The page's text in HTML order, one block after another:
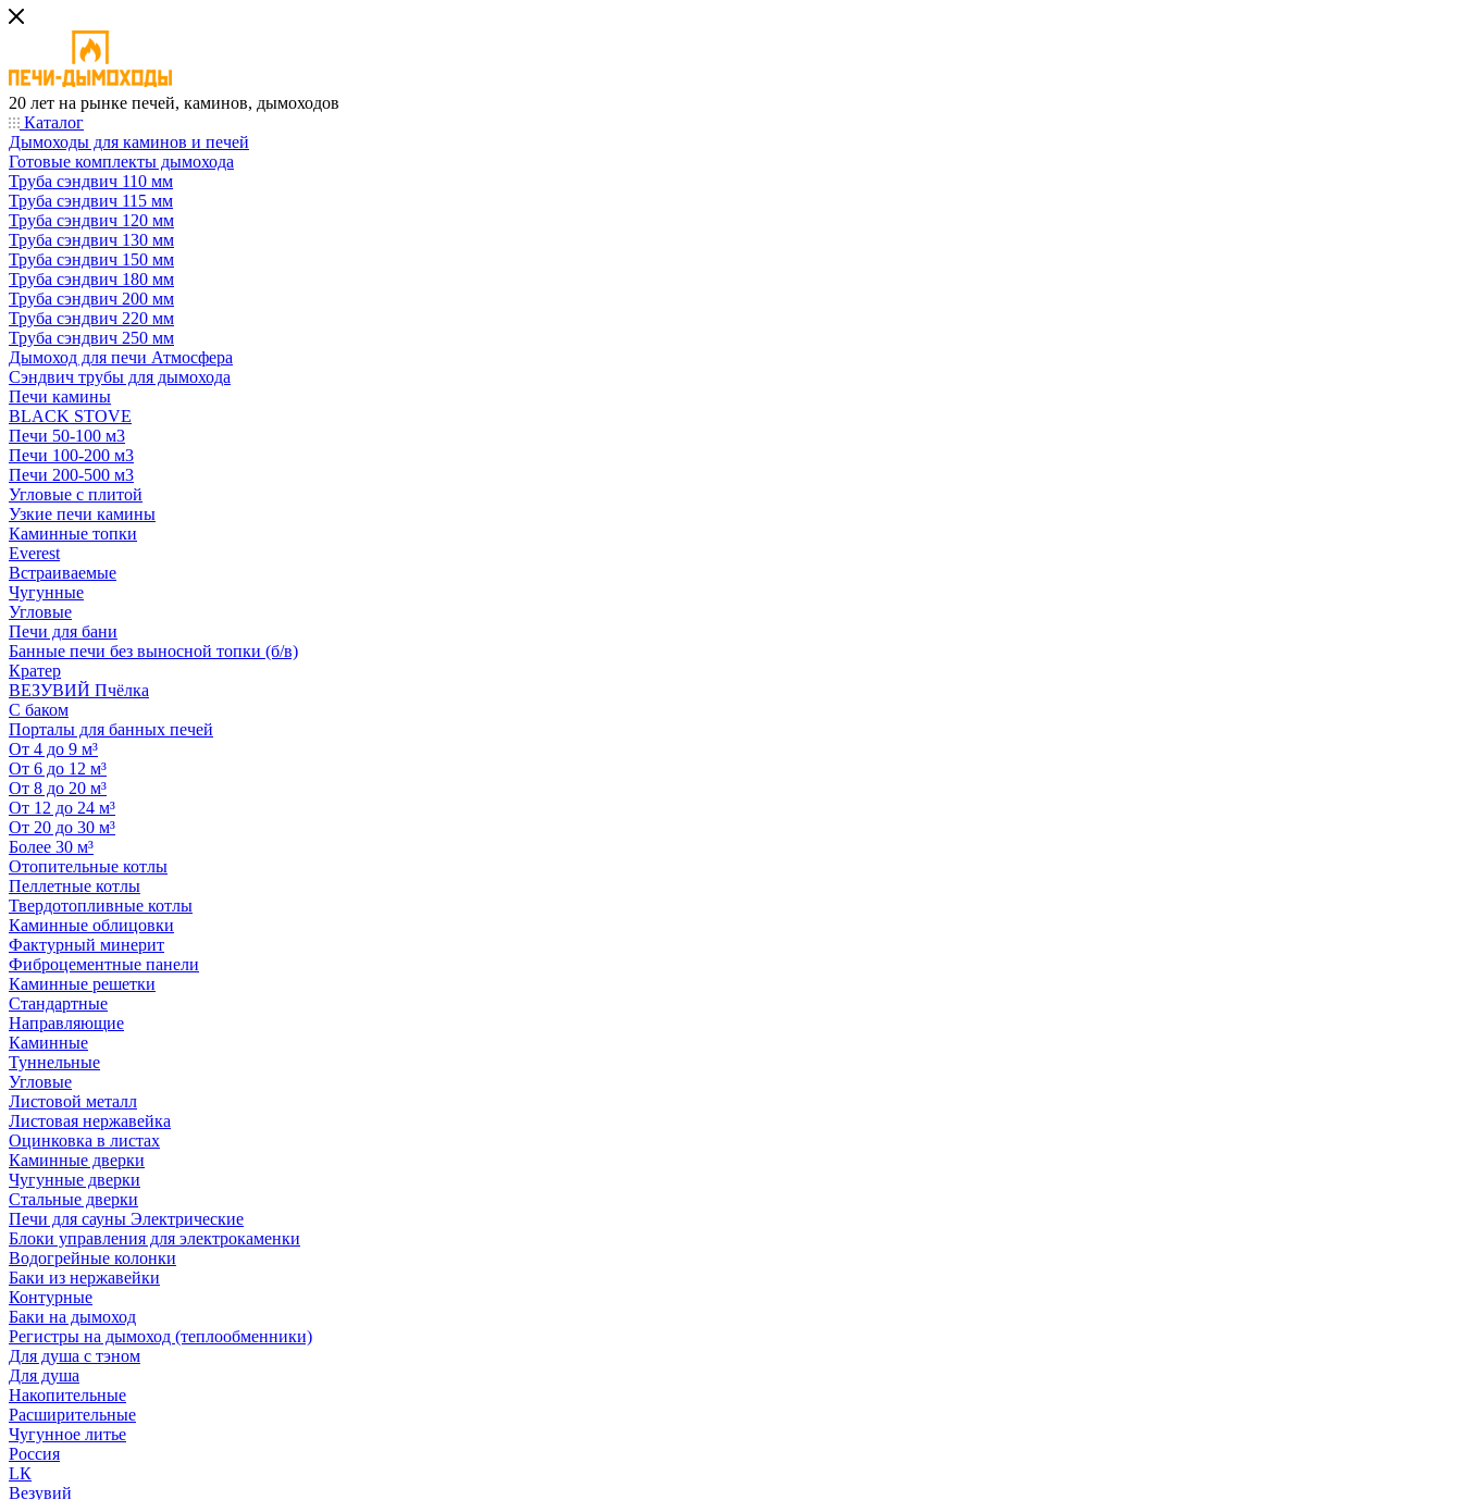
20 лет на рынке печей, каминов, дымоходов
Каталог
Дымоходы для каминов и печей
Готовые комплекты дымохода
Труба сэндвич 110 мм
Труба сэндвич 115 мм
Труба сэндвич 120 мм
Труба сэндвич 130 мм
Труба сэндвич 150 мм
Труба сэндвич 180 мм
Труба сэндвич 200 мм
Труба сэндвич 220 мм
Труба сэндвич 250 мм
Дымоход для печи Атмосфера
Сэндвич трубы для дымохода
Печи камины
BLACK STOVE
Печи 50-100 м3
Печи 100-200 м3
Печи 200-500 м3
Угловые с плитой
Узкие печи камины
Каминные топки
Everest
Встраиваемые
Чугунные
Угловые
Печи для бани
Банные печи без выносной топки (б/в)
Кратер
ВЕЗУВИЙ Пчёлка
С баком
Порталы для банных печей
От 4 до 9 м³
От 6 до 12 м³
От 8 до 20 м³
От 12 до 24 м³
От 20 до 30 м³
Более 30 м³
Отопительные котлы
Пеллетные котлы
Твердотопливные котлы
Каминные облицовки
Фактурный минерит
Фиброцементные панели
Каминные решетки
Стандартные
Направляющие
Каминные
Туннельные
Угловые
Листовой металл
Листовая нержавейка
Оцинковка в листах
Каминные дверки
Чугунные дверки
Стальные дверки
Печи для сауны Электрические
Блоки управления для электрокаменки
Водогрейные колонки
Баки из нержавейки
Контурные
Баки на дымоход
Регистры на дымоход (теплообменники)
Для душа с тэном
Для душа
Накопительные
Расширительные
Чугунное литье
Россия
LК
Везувий